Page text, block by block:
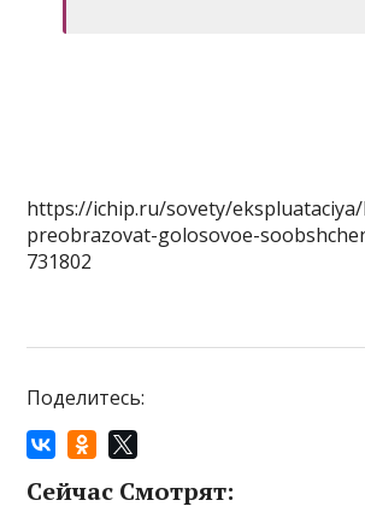
https://ichip.ru/sovety/
preobrazovat-golosovoe-
731802
Поделитесь:
Сейчас Смотрят: